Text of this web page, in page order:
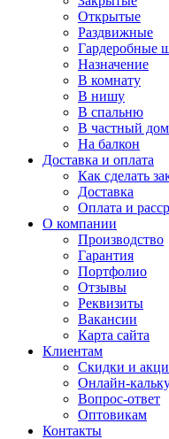
Открытые
Раздвижные
Гардеробные
Назначение
В комнату
В нишу
В спальню
В частный дом
На балкон
Доставка и оплата
Как сделать
Доставка
Оплата и
О компании
Производство
Гарантия
Портфолио
Отзывы
Реквизиты
Вакансии
Карта сайта
Клиентам
Скидки и
Онлайн-
Вопрос-ответ
Оптовикам
Контакты